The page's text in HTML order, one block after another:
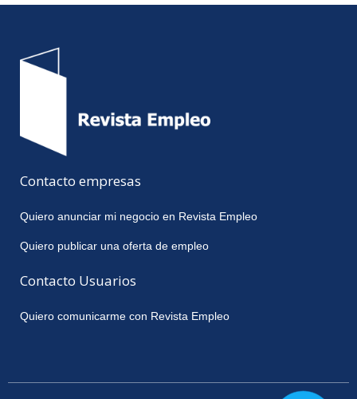
Contacto empresas
Quiero anunciar mi negocio en Revista Empleo
Quiero publicar una oferta de empleo
Contacto Usuarios
Quiero comunicarme con Revista Empleo